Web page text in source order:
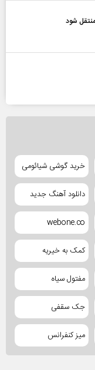
شود
خرید گوشی شیائومی
دانلود آهنگ جدید
webone.co
کمک به خیریه
مفتول سیاه
جک سقفی
میز کنفرانس